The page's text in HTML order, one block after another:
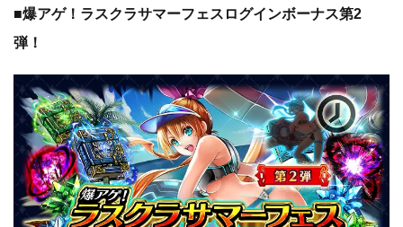
■爆アゲ！ラスクラサマーフェスログインボーナス第2
弾！